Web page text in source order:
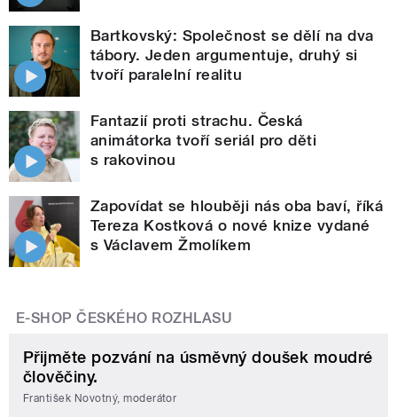
Bartkovský: Společnost se dělí na dva
tábory. Jeden argumentuje, druhý si
tvoří paralelní realitu
Fantazií proti strachu. Česká
animátorka tvoří seriál pro děti
s rakovinou
Zapovídat se hlouběji nás oba baví, říká
Tereza Kostková o nové knize vydané
s Václavem Žmolíkem
E-SHOP ČESKÉHO ROZHLASU
Přijměte pozvání na úsměvný doušek moudré
člověčiny.
František Novotný, moderátor